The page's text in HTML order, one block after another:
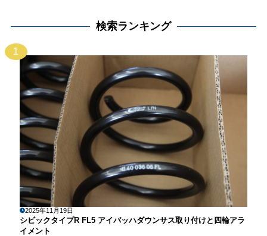
検索ランキング
1
2025年11月19日
シビックタイプR FL5 アイバッハダウンサス取り付けと四輪アラ
イメント